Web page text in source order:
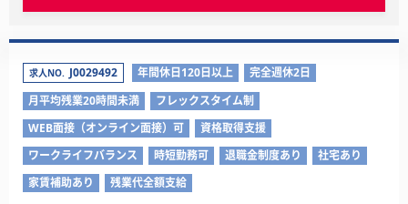
求人NO. J0029492 年間休日120日以上
完全週休2日
月平均残業20時間未満
フレックスタイム制
WEB面接（オンライン面接）可
資格取得支援
ワークライフバランス
時短勤務可 退職金制度あり
社宅あり
家賃補助あり
残業代全額支給